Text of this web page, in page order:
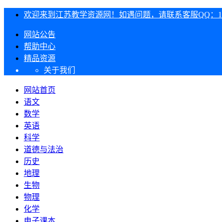
欢迎来到江苏教学资源网！如遇问题，请联系客服QQ：
网站公告
帮助中心
精品资源
关于我们
网站首页
语文
数学
英语
科学
道德与法治
历史
地理
生物
物理
化学